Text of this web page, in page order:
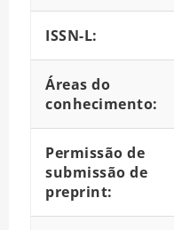
ISSN-L:
Áreas do
conhecimento:
Permissão de
submissão de
preprint: